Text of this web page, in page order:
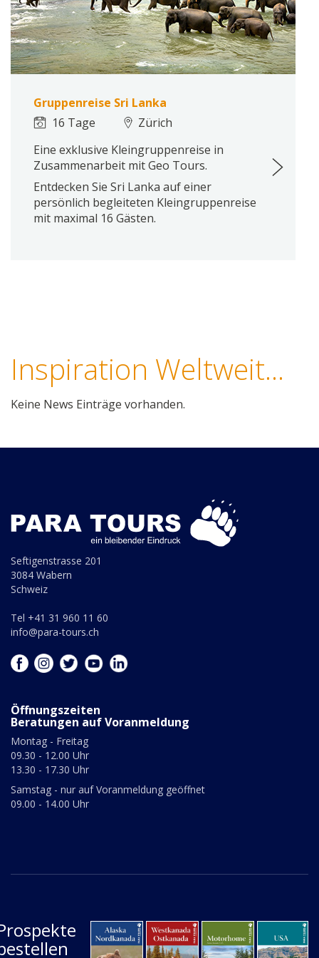
Gruppenreise Sri Lanka
16 Tage
Zürich
Eine exklusive Kleingruppenreise in
Zusammenarbeit mit Geo Tours.
Entdecken Sie Sri Lanka auf einer
persönlich begleiteten Kleingruppenreise
mit maximal 16 Gästen.
Inspiration Weltweit...
Keine News Einträge vorhanden.
Seftigenstrasse 201
3084 Wabern
Schweiz
Tel +41 31 960 11 60
info@para-tours.ch
Öffnungszeiten
Beratungen auf Voranmeldung
Montag - Freitag
09.30 - 12.00 Uhr
13.30 - 17.30 Uhr
Samstag - nur auf Voranmeldung geöffnet
09.00 - 14.00 Uhr